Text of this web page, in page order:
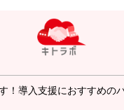
！導入支援におすすめの